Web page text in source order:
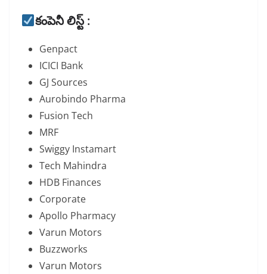
కంపెనీ లిస్ట్ :
Genpact
ICICI Bank
GJ Sources
Aurobindo Pharma
Fusion Tech
MRF
Swiggy Instamart
Tech Mahindra
HDB Finances
Corporate
Apollo Pharmacy
Varun Motors
Buzzworks
Varun Motors